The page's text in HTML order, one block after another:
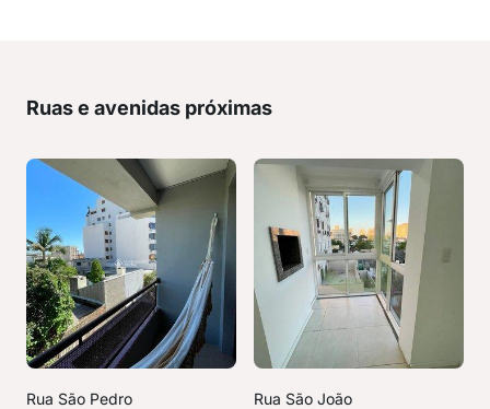
Ruas e avenidas próximas
Rua São Pedro Rua São João